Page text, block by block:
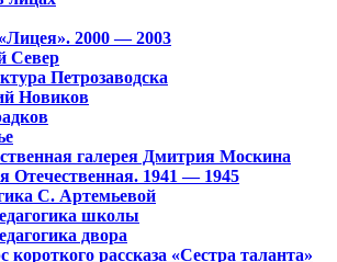
2000 — 2003
Север
Петрозаводска
Новиков
галерея Дмитрия Москина
Отечественная. 1941 — 1945
С. Артемьевой
школы
двора
короткого рассказа «Сестра таланта»